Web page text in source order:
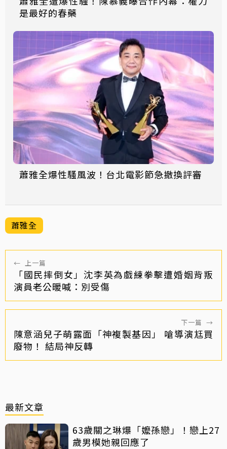
是最好的春藥
蕭雅全爆性騷風波！台北電影節急撤換評審
蕭雅全
← 上一篇
「國民摔倒女」沈李英為戲練拳擊遭婚姻背叛
演員老公暖喊：別受傷
下一篇 →
陳意涵兒子萌露面「神複製基因」 嗆導演尪買
廢物！ 結局神反轉
最新文章
63歲關之琳爆「嬤孫戀」！戀上27
歲男模她親回應了